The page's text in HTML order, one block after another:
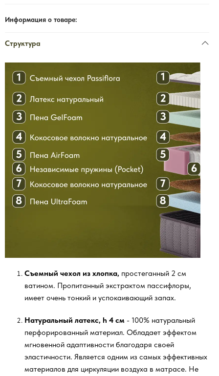
Информация о товаре:
Структура
Съемный чехол из хлопка, простеганный 2 см
ватином. Пропитанный экстрактом пассифлоры,
имеет очень тонкий и успокаивающий запах.
Натуральный латекс, h 4 см - 100% натуральный
перфорированный материал. Обладает эффектом
мгновенной адаптивности благодаря своей
эластичности. Является одним из самых эффективных
материалов для циркуляции воздуха в матрасе. Не